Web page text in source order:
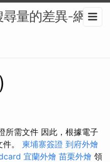
量的差異-網路
所需文件 因此，根據電子
。 柬埔寨簽證 到府外燴
宜蘭外燴 苗栗外燴 領